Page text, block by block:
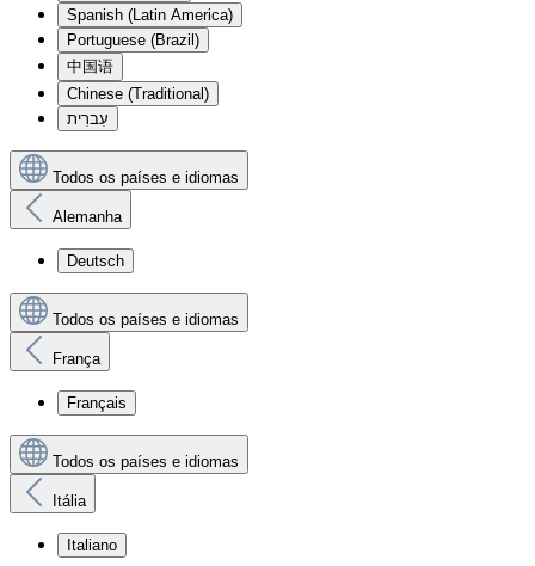
Spanish (Latin America)
Portuguese (Brazil)
中国语
Chinese (Traditional)
עִברִית
Todos os países e idiomas
Alemanha
Deutsch
Todos os países e idiomas
França
Français
Todos os países e idiomas
Itália
Italiano